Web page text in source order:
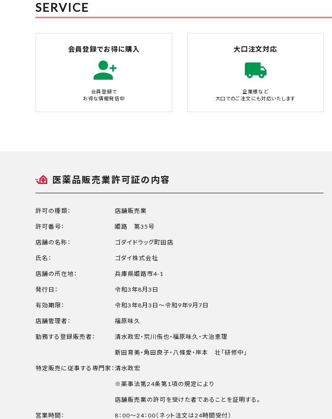
SERVICE
会員登録でお得に購入
会員登録で
お得な情報発信中
大口注文対応
企業様など
大口でのご注文にも対応いたします
医薬品販売業許可証の内容
許可の種類： 店舗販売業
許可番号： 姫路 第35号
店舗の名称： ゴダイドラッグ町田店
氏名： ゴダイ株式会社
店舗の所在地： 兵庫県姫路市4-1
発行日： 令和3年8月3日
有効期限： 令和3年8月3日～令和9年9月7日
店舗管理者： 福原味久
勤務する登録販売者： 清水政宏・荒川侑也・福原味久・大治恵理
新田育美・角田良子・八條愛・岸本 壮「研修中」
特定販売に従事する専門家： 清水政宏
※薬事法第24条第1項の規定により
店舗販売業の許可を受けた者であることを証明する。
営業時間： 8：00～24：00（ネット注文は24時間受付）